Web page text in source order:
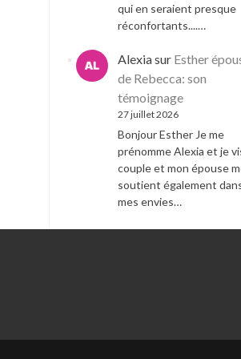
qui en seraient presque
réconfortants....…
Alexiasur Esther
de Rebecca: son
témoignage
27 juillet 2026
Bonjour Esther Je me
prénomme Alexia et je
couple et mon épouse
soutient également
mes envies…